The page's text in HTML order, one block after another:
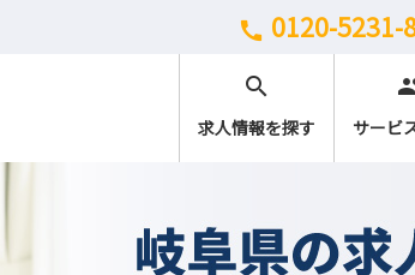
call 0120-5231-
search
求人情報を探す サービ